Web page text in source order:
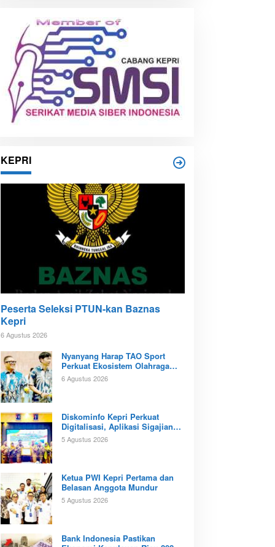
KEPRI
Peserta Seleksi PTUN-kan Baznas
Kepri
6 Agustus 2026
Nyanyang Harap TAO Sport
Perkuat Ekosistem Olahraga
Padel di Kota Batam
6 Agustus 2026
Diskominfo Kepri Perkuat
Digitalisasi, Aplikasi Sigajian
Sudah Terintegrasi TTE
5 Agustus 2026
Ketua PWI Kepri Pertama dan
Belasan Anggota Mundur
5 Agustus 2026
Bank Indonesia Pastikan